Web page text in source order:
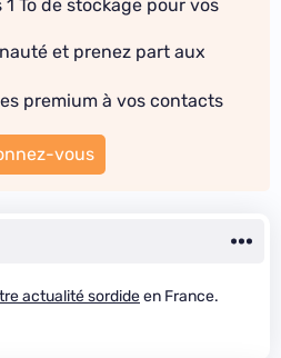
To de stockage pour vos
et prenez part aux
premium à vos contacts
vous
actualité sordideen France.